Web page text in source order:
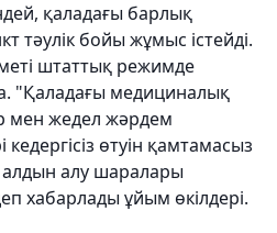
қаладағы барлық
тәулік бойы жұмыс істейді.
штаттық режимде
"Қаладағы медициналық
мен жедел жәрдем
кедергісіз өтуін қамтамасыз
алдын алу шаралары
хабарлады ұйым өкілдері.